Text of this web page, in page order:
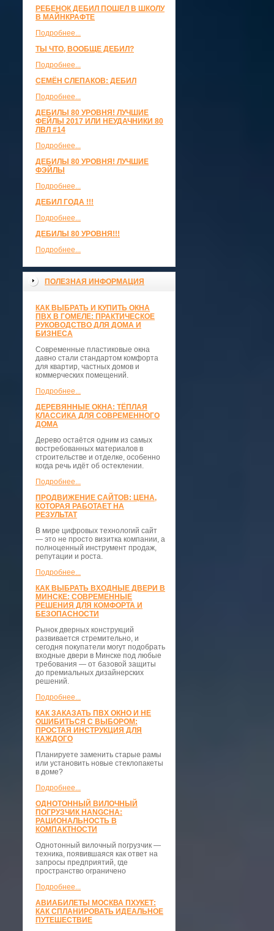
РЕБЕНОК ДЕБИЛ ПОШЕЛ В ШКОЛУ
В МАЙНКРАФТЕ
Подробнее...
ТЫ ЧТО, ВООБЩЕ ДЕБИЛ?
Подробнее...
СЕМЁН СЛЕПАКОВ: ДЕБИЛ
Подробнее...
ДЕБИЛЫ 80 УРОВНЯ! ЛУЧШИЕ
ФЕЙЛЫ 2017 ИЛИ НЕУДАЧНИКИ 80
ЛВЛ #14
Подробнее...
ДЕБИЛЫ 80 УРОВНЯ! ЛУЧШИЕ
ФЭЙЛЫ
Подробнее...
ДЕБИЛ ГОДА !!!
Подробнее...
ДЕБИЛЫ 80 УРОВНЯ!!!
Подробнее...
ПОЛЕЗНАЯ ИНФОРМАЦИЯ
КАК ВЫБРАТЬ И КУПИТЬ ОКНА
ПВХ В ГОМЕЛЕ: ПРАКТИЧЕСКОЕ
РУКОВОДСТВО ДЛЯ ДОМА И
БИЗНЕСА
Современные пластиковые окна
давно стали стандартом комфорта
для квартир, частных домов и
коммерческих помещений.
Подробнее...
ДЕРЕВЯННЫЕ ОКНА: ТЁПЛАЯ
КЛАССИКА ДЛЯ СОВРЕМЕННОГО
ДОМА
Дерево остаётся одним из самых
востребованных материалов в
строительстве и отделке, особенно
когда речь идёт об остеклении.
Подробнее...
ПРОДВИЖЕНИЕ САЙТОВ: ЦЕНА,
КОТОРАЯ РАБОТАЕТ НА
РЕЗУЛЬТАТ
В мире цифровых технологий сайт
— это не просто визитка компании, а
полноценный инструмент продаж,
репутации и роста.
Подробнее...
КАК ВЫБРАТЬ ВХОДНЫЕ ДВЕРИ В
МИНСКЕ: СОВРЕМЕННЫЕ
РЕШЕНИЯ ДЛЯ КОМФОРТА И
БЕЗОПАСНОСТИ
Рынок дверных конструкций
развивается стремительно, и
сегодня покупатели могут подобрать
входные двери в Минске под любые
требования — от базовой защиты
до премиальных дизайнерских
решений.
Подробнее...
КАК ЗАКАЗАТЬ ПВХ ОКНО И НЕ
ОШИБИТЬСЯ С ВЫБОРОМ:
ПРОСТАЯ ИНСТРУКЦИЯ ДЛЯ
КАЖДОГО
Планируете заменить старые рамы
или установить новые стеклопакеты
в доме?
Подробнее...
ОДНОТОННЫЙ ВИЛОЧНЫЙ
ПОГРУЗЧИК HANGCHA:
РАЦИОНАЛЬНОСТЬ В
КОМПАКТНОСТИ
​Однотонный вилочный погрузчик —
техника, появившаяся как ответ на
запросы предприятий, где
пространство ограничено
Подробнее...
АВИАБИЛЕТЫ МОСКВА ПХУКЕТ:
КАК СПЛАНИРОВАТЬ ИДЕАЛЬНОЕ
ПУТЕШЕСТВИЕ